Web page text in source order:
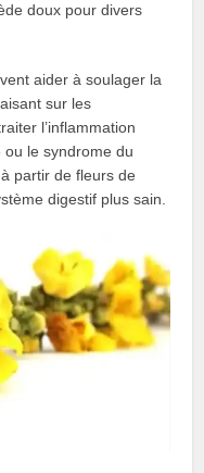
doux pour divers
aider à soulager la
sur les
l’inflammation
le syndrome du
partir de fleurs de
digestif plus sain.